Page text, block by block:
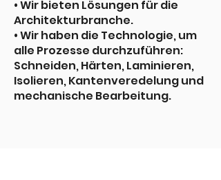
• Wir bieten Lösungen für die
Architekturbranche.
• Wir haben die Technologie, um
alle Prozesse durchzuführen:
Schneiden, Härten, Laminieren,
Isolieren, Kantenveredelung und
mechanische Bearbeitung.